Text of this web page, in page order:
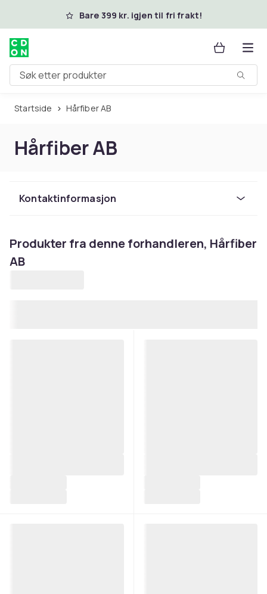
Hopp til hovedinnholdBare 399 kr. igjen til fri frakt!
Søk etter produkter
Startside Hårfiber AB
Hårfiber AB
Kontaktinformasjon
Produkter fra denne forhandleren, Hårfiber
AB